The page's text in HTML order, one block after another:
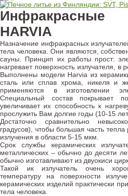
Инфракрасные
HARVIA
Назначение инфракрасных
тела человека. Они являются,
сауны. Принцип их работы прост:
нагревает поверхность излучателя, в
Выполнены модели Harvia из
сталь или сплав хрома, никеля и
применяются в изготовлении
Специальный состав покрывает
увеличивает их способность к
прослужить Вам долгие годы (10-15
Достаточно сравнительно
градусов), чтобы большая часть
излучения в области 5-15 мкм.
Срок службы керамических
металлических – обычно до десяти
обычно изготавливают из двуокиси
Такой ик излучатель очень
температуру на поверхности
керамических изделий практически
тела человека.